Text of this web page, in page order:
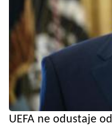
UEFA ne odustaje